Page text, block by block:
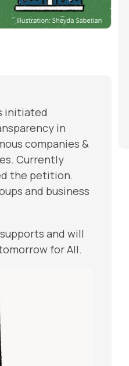
initiated
in
companies &
Currently
the petition.
and business
and will
for All.